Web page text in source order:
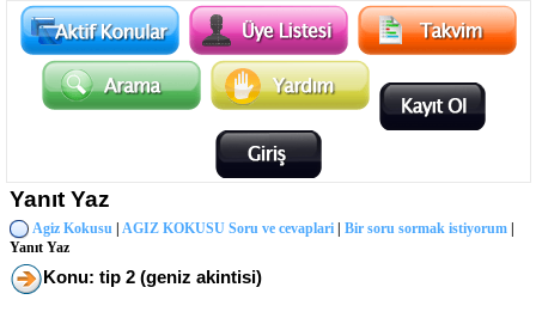
Yanıt Yaz
Agiz Kokusu| AGIZ KOKUSU Soru ve cevaplari| Bir soru sormak istiyorum|
Yanıt Yaz
Konu: tip 2 (geniz akintisi)